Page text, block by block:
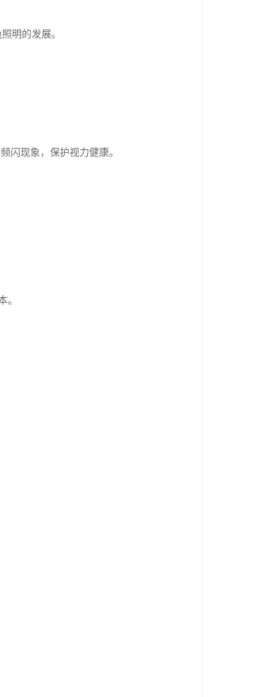
明的发展。
闪现象，保护视力健康。
。